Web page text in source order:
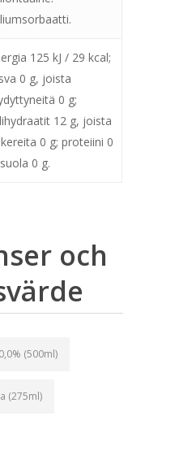
125 kJ / 29 kcal;
0 g, joista
0 g;
12 g, joista
0 g; proteiini 0
0 g.
och
(500ml)
(275ml)